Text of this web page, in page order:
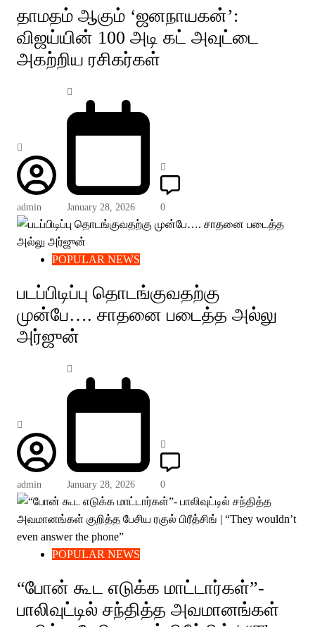
தாமதம் ஆகும் ‘ஜனநாயகன்’:
விஜய்யின் 100 அடி கட் அவுட்டை
அகற்றிய ரசிகர்கள்
admin January 28, 2026 0
POPULAR NEWS
படப்பிடிப்பு தொடங்குவதற்கு
முன்பே…. சாதனை படைத்த அல்லு
அர்ஜுன்
admin January 28, 2026 0
POPULAR NEWS
“போன் கூட எடுக்க மாட்டார்கள்”-
பாலிவுட்டில் சந்தித்த அவமானங்கள்